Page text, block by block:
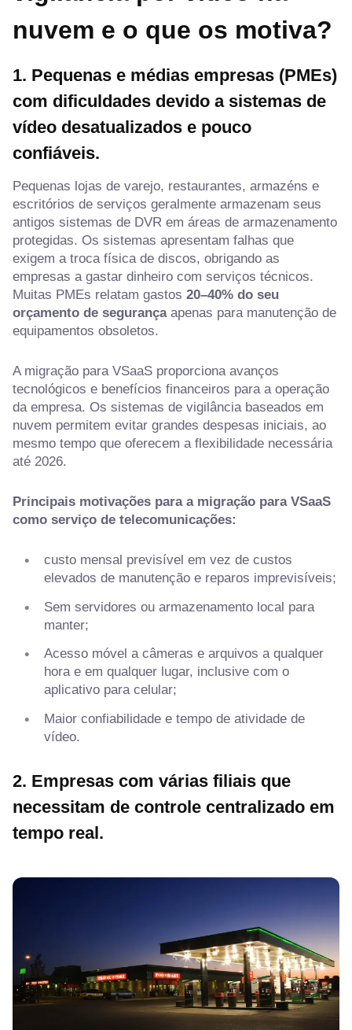
nuvem e o que os motiva?
1. Pequenas e médias empresas (PMEs)
com dificuldades devido a sistemas de
vídeo desatualizados e pouco
confiáveis.
Pequenas lojas de varejo, restaurantes, armazéns e
escritórios de serviços geralmente armazenam seus
antigos sistemas de DVR em áreas de armazenamento
protegidas. Os sistemas apresentam falhas que
exigem a troca física de discos, obrigando as
empresas a gastar dinheiro com serviços técnicos.
Muitas PMEs relatam gastos 20–40% do seu
orçamento de segurançaapenas para manutenção de
equipamentos obsoletos.
A migração para VSaaS proporciona avanços
tecnológicos e benefícios financeiros para a operação
da empresa. Os sistemas de vigilância baseados em
nuvem permitem evitar grandes despesas iniciais, ao
mesmo tempo que oferecem a flexibilidade necessária
até 2026.
Principais motivações para a migração para VSaaS
como serviço de telecomunicações:
custo mensal previsível em vez de custos
elevados de manutenção e reparos imprevisíveis;
Sem servidores ou armazenamento local para
manter;
Acesso móvel a câmeras e arquivos a qualquer
hora e em qualquer lugar, inclusive com o
aplicativo para celular;
Maior confiabilidade e tempo de atividade de
vídeo.
2. Empresas com várias filiais que
necessitam de controle centralizado em
tempo real.